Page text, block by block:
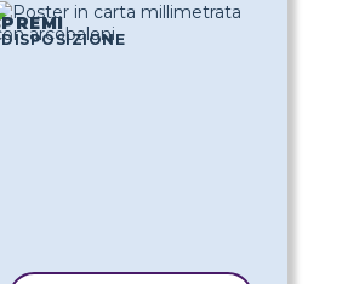
PREMI
DISPOSIZIONE